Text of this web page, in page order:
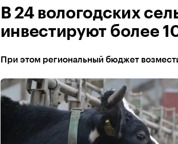
В 24 вологодских
инвестируют более
При этом региональный бюджет